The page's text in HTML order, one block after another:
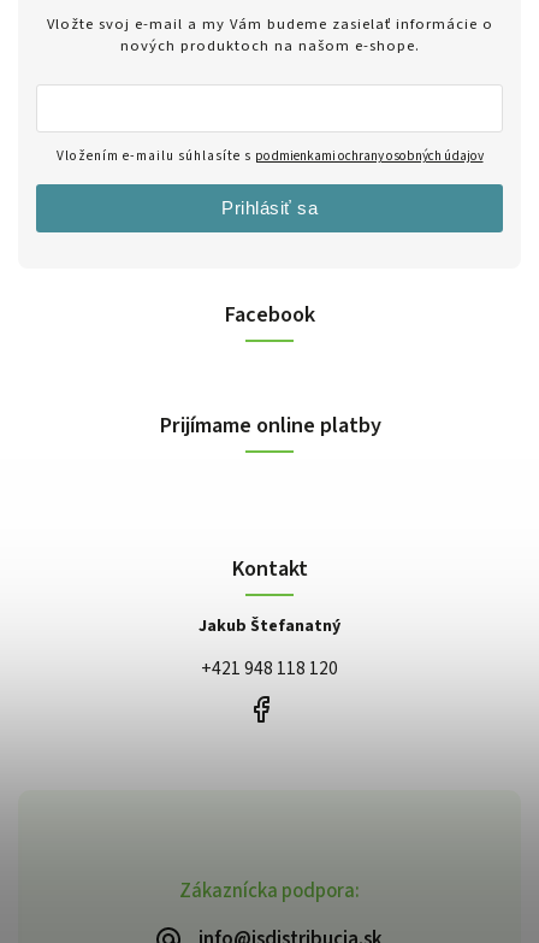
Zákaznícka podpora:
Facebook
Prijímame online platby
Kontakt
Jakub Štefanatný
+421 948 118 120
Vložte svoj e-mail a my Vám budeme zasielať informácie o
nových produktoch na našom e-shope.
Vložením e-mailu súhlasíte s podmienkami ochrany osobných údajov
Prihlásiť sa